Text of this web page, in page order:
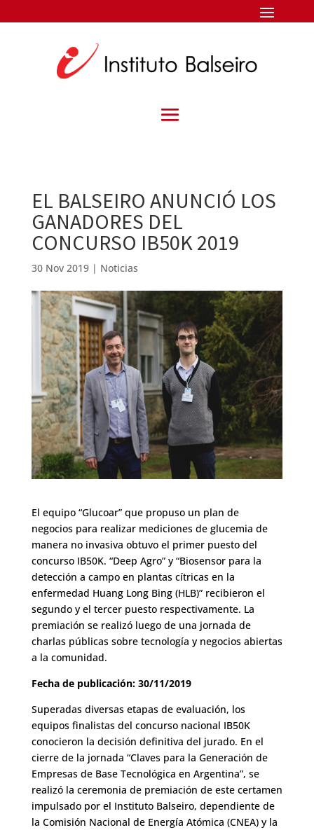
EL BALSEIRO ANUNCIÓ LOS
GANADORES DEL
CONCURSO IB50K 2019
30 Nov 2019| Noticias
El equipo “Glucoar” que propuso un plan de
negocios para realizar mediciones de glucemia de
manera no invasiva obtuvo el primer puesto del
concurso IB50K. “Deep Agro” y “Biosensor para la
detección a campo en plantas cítricas en la
enfermedad Huang Long Bing (HLB)” recibieron el
segundo y el tercer puesto respectivamente. La
premiación se realizó luego de una jornada de
charlas públicas sobre tecnología y negocios abiertas
a la comunidad.
Fecha de publicación: 30/11/2019
Superadas diversas etapas de evaluación, los
equipos finalistas del concurso nacional IB50K
conocieron la decisión definitiva del jurado. En el
cierre de la jornada “Claves para la Generación de
Empresas de Base Tecnológica en Argentina”, se
realizó la ceremonia de premiación de este certamen
impulsado por el Instituto Balseiro, dependiente de
la Comisión Nacional de Energía Atómica (CNEA) y la